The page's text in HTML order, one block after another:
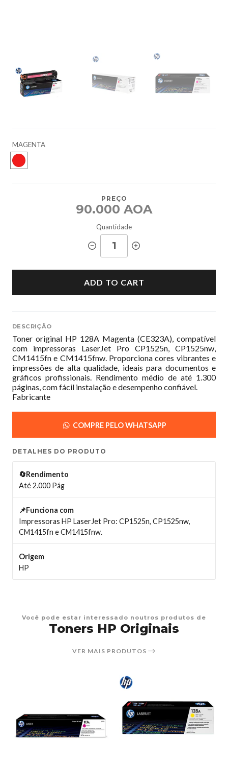
MAGENTA
PREÇO
90.000 AOA
Quantidade
ADD TO CART
DESCRIÇÃO
Toner original HP 128A Magenta (CE323A), compatível
com impressoras LaserJet Pro CP1525n, CP1525nw,
CM1415fn e CM1415fnw. Proporciona cores vibrantes e
impressões de alta qualidade, ideais para documentos e
gráficos profissionais. Rendimento médio de até 1.300
páginas, com fácil instalação e desempenho confiável.
Fabricante
COMPRE PELO WHATSAPP
DETALHES DO PRODUTO
🔄Rendimento
Até 2.000 Pág
📌Funciona com
Impressoras HP LaserJet Pro: CP1525n, CP1525nw,
CM1415fn e CM1415fnw.
Origem
HP
Você pode estar interessado noutros produtos de
Toners HP Originais
VER MAIS PRODUTOS